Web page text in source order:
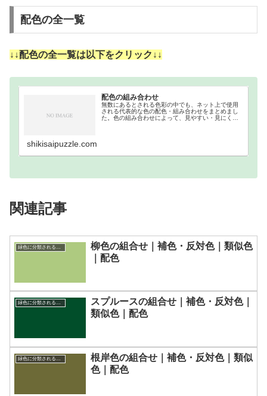
配色の全一覧
↓↓配色の全一覧は以下をクリック↓↓
配色の組み合わせ
無数にあるとされる色彩の中でも、ネット上で使用
される代表的な色の配色・組み合わせをまとめまし
た。色の組み合わせによって、見やすい・見にくい
shikisaipuzzle.com
関連記事
柳色の組合せ｜補色・反対色｜類似色
｜配色
緑色に分類される色一覧
スプルースの組合せ｜補色・反対色｜
類似色｜配色
根岸色の組合せ｜補色・反対色｜類似
色｜配色